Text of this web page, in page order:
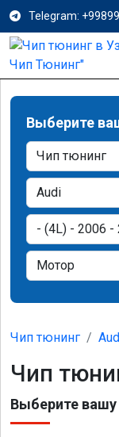
Telegram:
Выберите
Чип тюнинг
Чип
Выберите